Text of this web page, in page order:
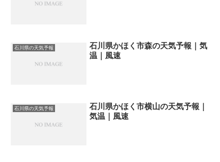
石川県の天気予報
石川県かほく市森の天気予報｜気
温｜風速
石川県の天気予報
石川県かほく市横山の天気予報｜
気温｜風速